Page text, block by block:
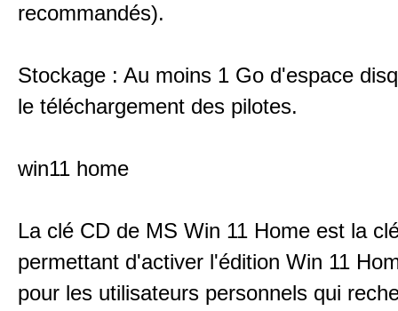
recommandés).
Stockage : Au moins 1 Go d'espace
le téléchargement des pilotes.
win11 home
La clé CD de MS Win 11 Home est la
permettant d'activer l'édition Win 11
pour les utilisateurs personnels qui